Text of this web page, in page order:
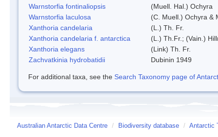
Warnstorfia fontinaliopsis
(Muell. Hal.) Ochyra
Warnstorfia laculosa
(C. Muell.) Ochyra &
Xanthoria candelaria
(L.) Th. Fr.
Xanthoria candelaria f. antarctica
(L.) Th.Fr.; (Vain.)
Xanthoria elegans
(Link) Th. Fr.
Zachvatkinia hydrobatidii
Dubinin 1949
For additional taxa, see the Search Taxonomy page of
Australian Antarctic Data Centre / Biodiversity database / Antarctic